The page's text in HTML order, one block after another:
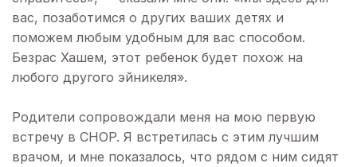
вас, позаботимся о других ваших детях и
поможем любым удобным для вас способом.
Безрас Хашем, этот ребенок будет похож на
любого другого эйникеля».
Родители сопровождали меня на мою первую
встречу в CHOP. Я встретилась с этим лучшим
врачом, и мне показалось, что рядом с ним сидят